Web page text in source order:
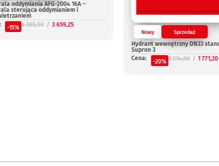
oddymiania AFG-2004 16A –
sterująca oddymianiem i
-15% 4 305,00 3 659,25
Nowy Sprzedaż
Hydrant wewnętrzny DN33
Supron 3
Cena:
-20% 2 214,00 1 771,20